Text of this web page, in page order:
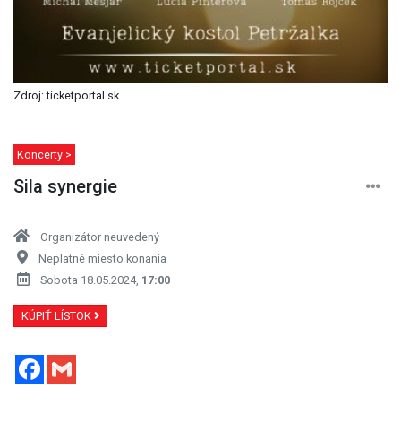
Zdroj: ticketportal.sk
Koncerty >
Sila synergie
Organizátor neuvedený
Neplatné miesto konania
Sobota 18.05.2024, 17:00
KÚPIŤ LÍSTOK
Facebook